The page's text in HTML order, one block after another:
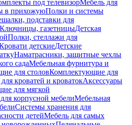
под телевизорМебель для
в прихожуюПолки и системы
подставки для
Ключницы, газетницыДетская
Полки, стеллажи для
детскиеДетские
Наматрасники, защитные чехлы
садаМебельная фурнитура и
для столовКомплектующие для
кроватей и кроватокАксессуары
для мягкой
корпусной мебелиМебельная
Системы хранения для
детейМебель для самых